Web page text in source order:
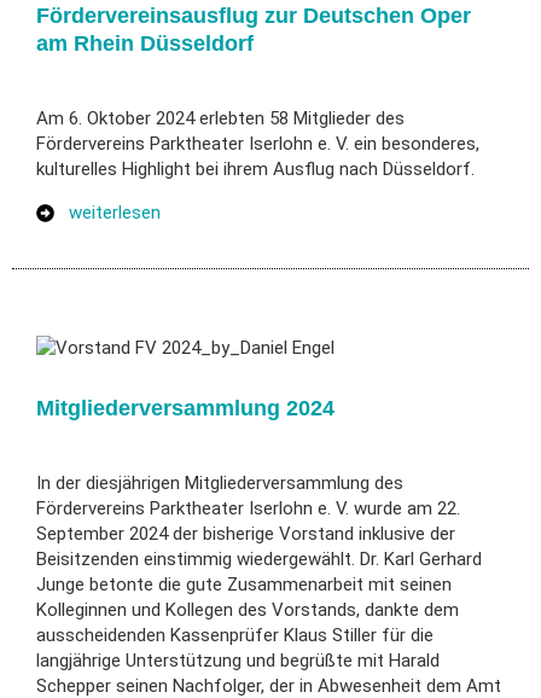
Fördervereinsausflug zur Deutschen Oper
am Rhein Düsseldorf
Am 6. Oktober 2024 erlebten 58 Mitglieder des
Fördervereins Parktheater Iserlohn e. V. ein besonderes,
kulturelles Highlight bei ihrem Ausflug nach Düsseldorf.
weiterlesen
Mitgliederversammlung 2024
In der diesjährigen Mitgliederversammlung des
Fördervereins Parktheater Iserlohn e. V. wurde am 22.
September 2024 der bisherige Vorstand inklusive der
Beisitzenden einstimmig wiedergewählt. Dr. Karl Gerhard
Junge betonte die gute Zusammenarbeit mit seinen
Kolleginnen und Kollegen des Vorstands, dankte dem
ausscheidenden Kassenprüfer Klaus Stiller für die
langjährige Unterstützung und begrüßte mit Harald
Schepper seinen Nachfolger, der in Abwesenheit dem Amt